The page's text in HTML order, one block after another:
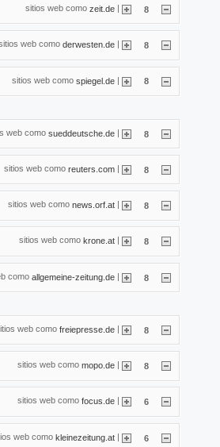
sitios web como zeit.de | 8
web como derwesten.de 8
sitios web como spiegel.de | 8
web como sueddeutsche.de | 8
sitios web como reuters.com | 8
sitios web como news.orf.at 8
sitios web como krone.at 8
como allgemeine-zeitung.de | 8
web como freiepresse.de | 8
sitios web como mopo.de | 8
sitios web como focus.de 6
web como kleinezeitung.at | 6